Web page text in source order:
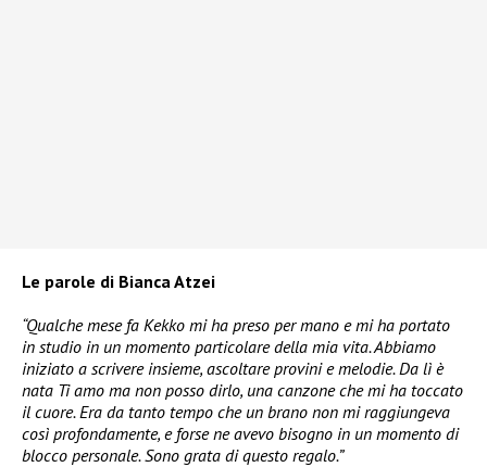
Le parole di Bianca Atzei
“Qualche mese fa Kekko mi ha preso per mano e mi ha portato
in studio in un momento particolare della mia vita. Abbiamo
iniziato a scrivere insieme, ascoltare provini e melodie. Da lì è
nata Ti amo ma non posso dirlo, una canzone che mi ha toccato
il cuore. Era da tanto tempo che un brano non mi raggiungeva
così profondamente, e forse ne avevo bisogno in un momento di
blocco personale. Sono grata di questo regalo.”